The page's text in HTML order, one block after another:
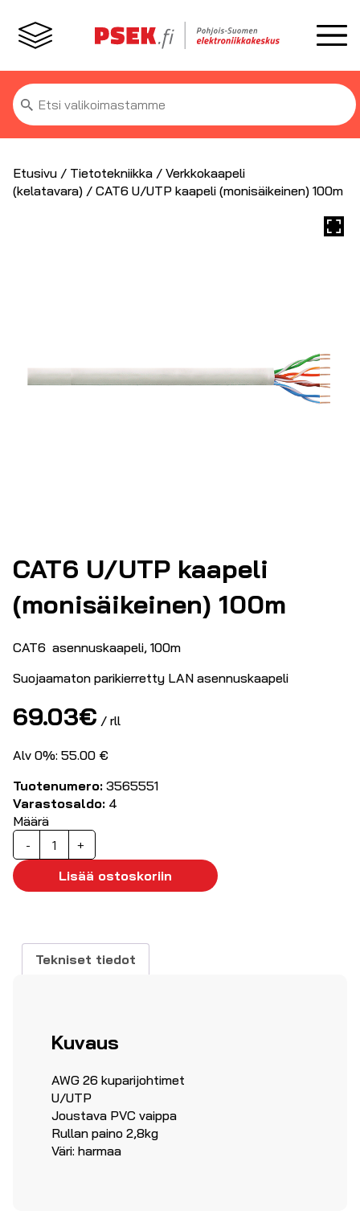
Etsi:
Etusivu / Tietotekniikka / Verkkokaapeli
(kelatavara) / CAT6 U/UTP kaapeli (monisäikeinen) 100m
CAT6 U/UTP kaapeli
(monisäikeinen) 100m
CAT6 asennuskaapeli, 100m
Suojaamaton parikierretty LAN asennuskaapeli
69.03€ / rll
Alv 0%: 55.00 €
Tuotenumero: 3565551
Varastosaldo: 4
Määrä
-
CAT6
U/UTP
kaapeli
(monisäikeinen)
+
Lisää ostoskoriin
Tekniset tiedot
Kuvaus
AWG 26 kuparijohtimet
U/UTP
Joustava PVC vaippa
Rullan paino 2,8kg
Väri: harmaa